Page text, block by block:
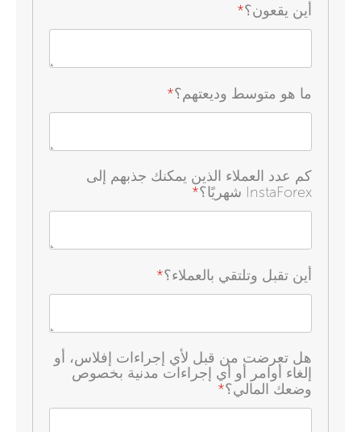
أين يقعون؟*
ما هو متوسط وديعتهم؟*
كم عدد العملاء الذين يمكنك جذبهم إلى
InstaForex شهريًا؟
*
أين تقبل وتلتقي بالعملاء؟*
هل تعرضت من قبل لأي إجراءات إفلاس، أو
إلغاء أوامر أو أي إجراءات مدنية بخصوص
وضعك المالي؟*